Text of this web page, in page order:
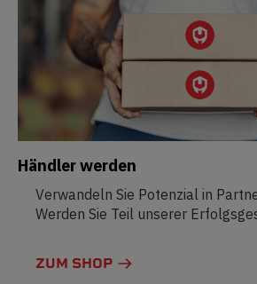
Händler werden
Verwandeln Sie Potenzial in
Werden Sie Teil unserer
ZUM SHOP